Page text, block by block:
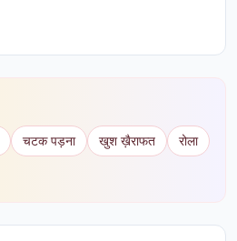
चटक पड़ना खुश ख़ैराफत
रोला